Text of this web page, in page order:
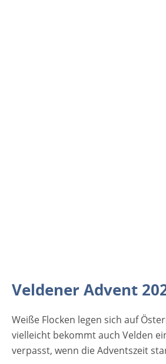
beim Veldener Advent. [rule
Veldener Advent 2025 21.
Dezember, plus 08.
15:00 bis 20:00 Uhr Samstag
Veldener Advent
Weiße Flocken legen sich auf
vielleicht bekommt auch Velden
verpasst, wenn die Adventszeit